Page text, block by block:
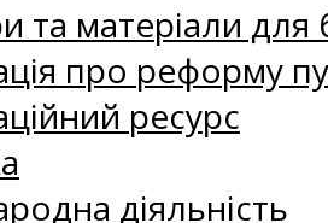
та матеріали для
про реформу
ресурс
діяльність